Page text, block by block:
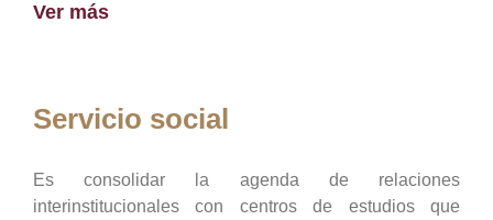
Ver más
Servicio social
Es consolidar la agenda de relaciones
interinstitucionales con centros de estudios que